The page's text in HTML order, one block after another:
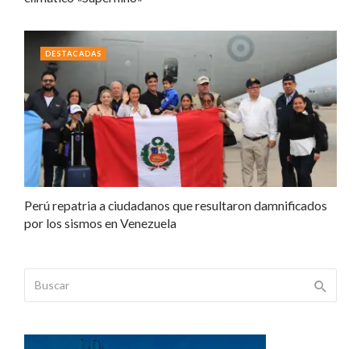
Perú repatria a ciudadanos que resultaron damnificados
por los sismos en Venezuela
DESTACADAS